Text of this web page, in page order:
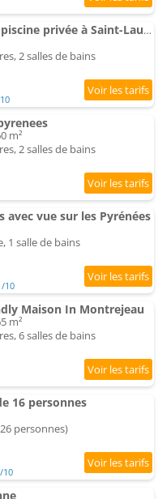
Villa spacieuse avec piscine privée à Saint-Laurent-de-Neste
2 salles de bains
m²
2 salles de bains
avec vue sur les Pyrénées
1 salle de bains
/10
Maison In Montrejeau
m²
6 salles de bains
16 personnes
personnes)
/10